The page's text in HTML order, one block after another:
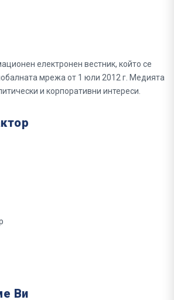
електронен вестник, който се
мрежа от 1 юли 2012 г. Медията
и корпоративни интереси.
Ви